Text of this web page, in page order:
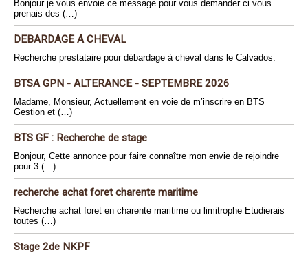
Bonjour je vous envoie ce message pour vous demander ci vous
prenais des (…)
DEBARDAGE A CHEVAL
Recherche prestataire pour débardage à cheval dans le Calvados.
BTSA GPN - ALTERANCE - SEPTEMBRE 2026
Madame, Monsieur, Actuellement en voie de m’inscrire en BTS
Gestion et (…)
BTS GF : Recherche de stage
Bonjour, Cette annonce pour faire connaître mon envie de rejoindre
pour 3 (…)
recherche achat foret charente maritime
Recherche achat foret en charente maritime ou limitrophe Etudierais
toutes (…)
Stage 2de NKPF